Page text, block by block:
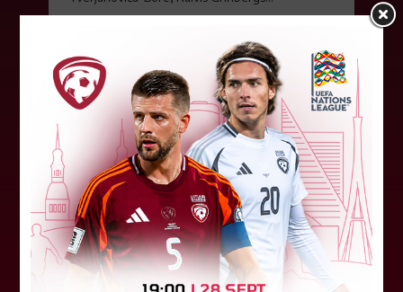
07. augusts 2026.